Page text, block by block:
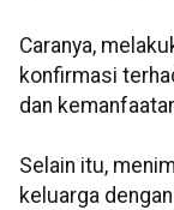
Caranya,
konfirmasi
dan
Selain itu,
keluarga